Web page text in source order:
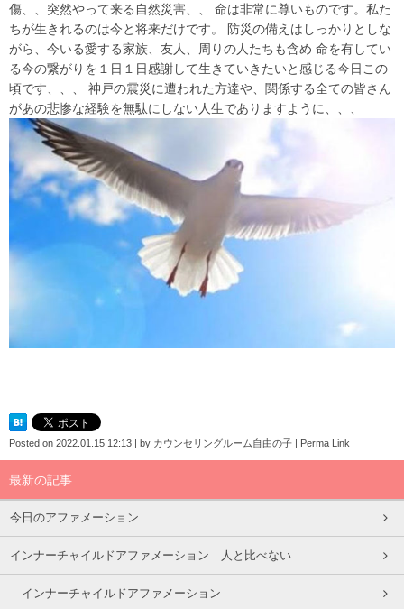
傷、、突然やって来る自然災害、、 命は非常に尊いものです。私た
ちが生きれるのは今と将来だけです。 防災の備えはしっかりとしな
がら、今いる愛する家族、友人、周りの人たちも含め 命を有してい
る今の繋がりを１日１日感謝して生きていきたいと感じる今日この
頃です、、、 神戸の震災に遭われた方達や、関係する全ての皆さん
があの悲惨な経験を無駄にしない人生でありますように、、、
Posted on 2022.01.15 12:13 by カウンセリングルーム自由の子 Perma Link
最新の記事
今日のアファメーション
インナーチャイルドアファメーション 人と比べない
インナーチャイルドアファメーション